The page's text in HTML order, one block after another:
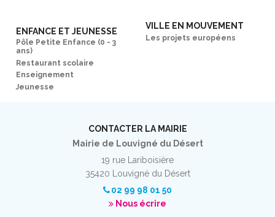
ENFANCE ET JEUNESSE
Pôle Petite Enfance (0 - 3
ans)
Restaurant scolaire
Enseignement
Jeunesse
VILLE EN MOUVEMENT
Les projets européens
CONTACTER LA MAIRIE
Mairie de Louvigné du Désert
19 rue Lariboisière
35420 Louvigné du Désert
02 99 98 01 50
Nous écrire